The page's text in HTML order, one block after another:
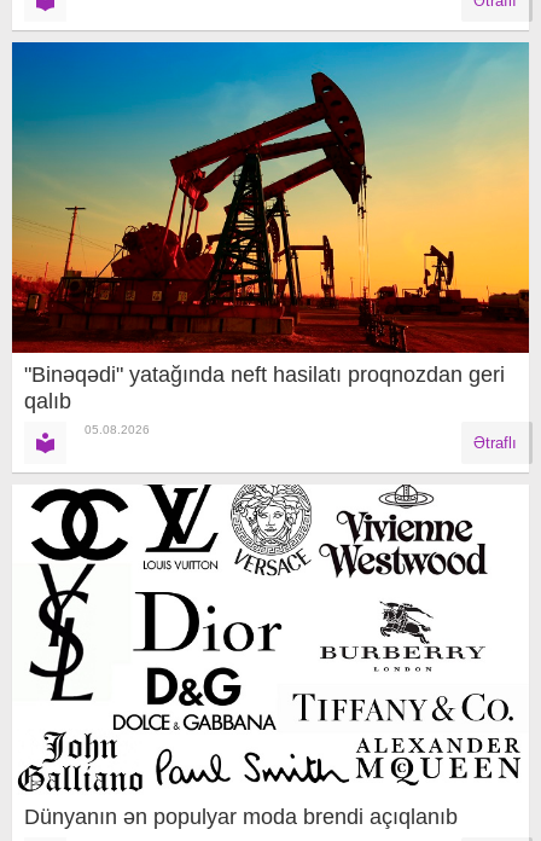
"Binəqədi" yatağında neft hasilatı proqnozdan geri
qalıb
05.08.2026
Ətraflı
Dünyanın ən populyar moda brendi açıqlanıb